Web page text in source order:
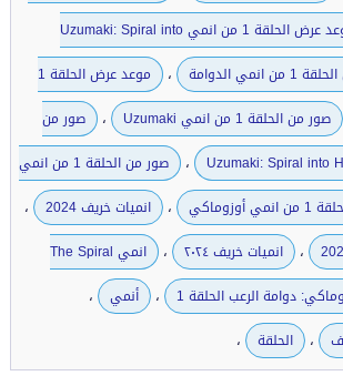
موعد عرض الحلقة 1 من انمي Uzumaki: Spiral into
الدوامة ،
موعد عرض الحلقة 1
صور من الحلقة 1 من انمي Uzumaki ،
صور من
،
صور من الحلقة 1 من انمي
، انميات خريف 2024 ،
، انميات خريف ٢٠٢٤ ،
انمي The Spiral
دوامة الرعب الحلقة 1 ، أنمي ،
، الحلقة ،